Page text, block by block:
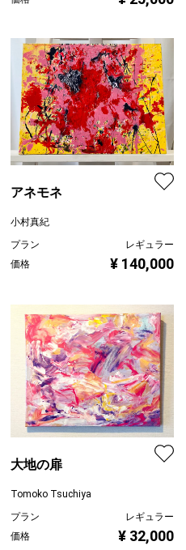
アネモネ
小村真紀
プラン
レギュラー
価格
¥ 140,000
大地の扉
Tomoko Tsuchiya
プラン
レギュラー
価格
¥ 32,000